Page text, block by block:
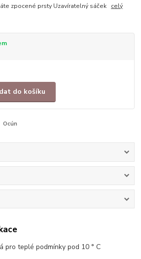
zpocené prsty Uzavíratelný sáček celý
do košíku
Ocún
pro teplé podmínky pod 10 ° C